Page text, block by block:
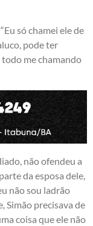
só chamei ele de
pode ter
me chamando
não ofendeu a
da esposa dele,
não sou ladrão
Simão precisava de
coisa que ele não